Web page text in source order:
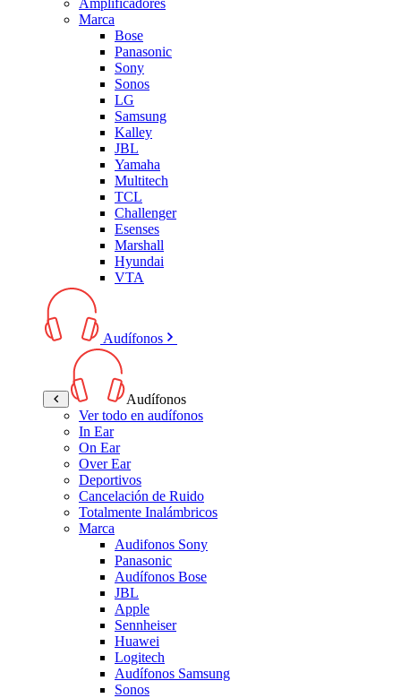
Marca
Bose
Panasonic
Sony
Sonos
LG
Samsung
Kalley
JBL
Yamaha
Multitech
TCL
Challenger
Esenses
Marshall
Hyundai
VTA
Audífonos
Audífonos
Ver todo en audífonos
In Ear
On Ear
Over Ear
Deportivos
Cancelación de Ruido
Totalmente Inalámbricos
Marca
Audifonos Sony
Panasonic
Audífonos Bose
JBL
Apple
Sennheiser
Huawei
Logitech
Audífonos Samsung
Sonos